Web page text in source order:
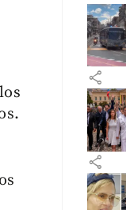
share
share